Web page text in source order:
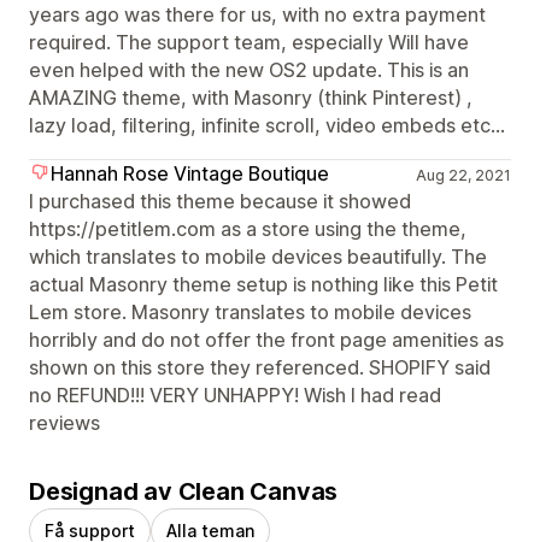
years ago was there for us, with no extra payment
required. The support team, especially Will have
even helped with the new OS2 update. This is an
AMAZING theme, with Masonry (think Pinterest) ,
lazy load, filtering, infinite scroll, video embeds etc...
Hannah Rose Vintage Boutique
Aug 22, 2021
I purchased this theme because it showed
https://petitlem.com as a store using the theme,
which translates to mobile devices beautifully. The
actual Masonry theme setup is nothing like this Petit
Lem store. Masonry translates to mobile devices
horribly and do not offer the front page amenities as
shown on this store they referenced. SHOPIFY said
no REFUND!!! VERY UNHAPPY! Wish I had read
reviews
Designad av Clean Canvas
Få support Alla teman